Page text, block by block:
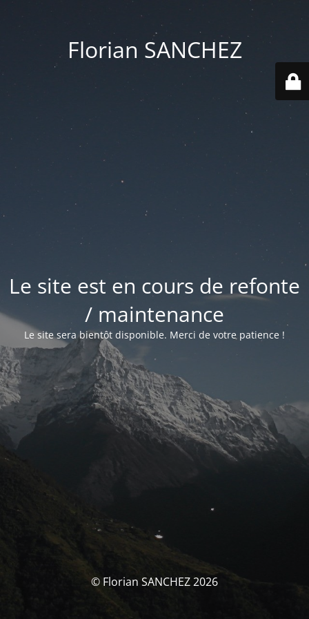
Florian SANCHEZ
Le site est en cours de refonte
/ maintenance
Le site sera bientôt disponible. Merci de votre patience !
© Florian SANCHEZ 2026